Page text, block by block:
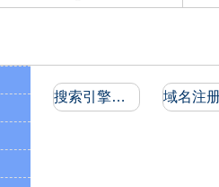
搜索引擎收录和反向链接